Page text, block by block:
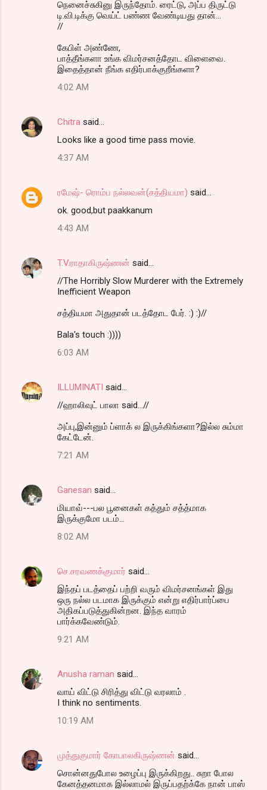
நெனைச்சுகினு இருந்தோம். ரைட்டு, அப்ப திருட்டு
டி.வி.டிக்கு வெய்ட் பண்ண வேண்டியது தான்...
//
கேபிள் அண்ணே,
பாத்தீங்களா உங்க விமர்சனத்தோட விளைவை.
இதைத்தான் நீங்க எதிர்பாக்குறீங்களா?
4:02 AM
Chitra said…
Looks like a good time pass movie.
4:37 AM
ரமேஷ்- ரொம்ப நல்லவன்(சத்தியமா) said…
ok. good,but paakkanum
4:43 AM
T.V.ராதாகிருஷ்ணன் said…
//The Horribly Slow Murderer with the Extremely
Inefficient Weapon
சத்தியமா அதுதான் படத்தோட பேர். :) :)//
Bala's touch :))))
6:03 AM
ILLUMINATI said…
//ஹாலிவுட் பாலா said...//
அப்பு,இன்னும் ப்ளாக் ல இருக்கிங்களா?இல்ல சும்மா
கேட்டேன்.
7:21 AM
Ganesan said…
மியாவ்---பல பூனைகள் கத்தும் சத்த்மாக
இருக்குமோ படம்...
8:02 AM
செ.சரவணக்குமார் said…
இந்தப் படத்தைப் பற்றி வரும் விமர்சனங்கள் இது
ஒரு நல்ல படமாக இருக்கும் என்று எதிர்பார்ப்பை
அதிகப்படுத்துகின்றன. இந்த வாரம்
பார்க்கவேண்டும்.
9:21 AM
Anusha raman said…
வாய் விட்டு சிரித்து விட்டு வரலாம் .
I think no sentiments.
10:19 AM
முத்துகுமார் கோபாலகிருஷ்ணன் said…
சொன்னதுபோல உழைப்பு இருக்கிறது.. சுறா போல
கேனத்தனமாக இல்லாமல் இருப்பதற்க்கே நான் பாஸ்